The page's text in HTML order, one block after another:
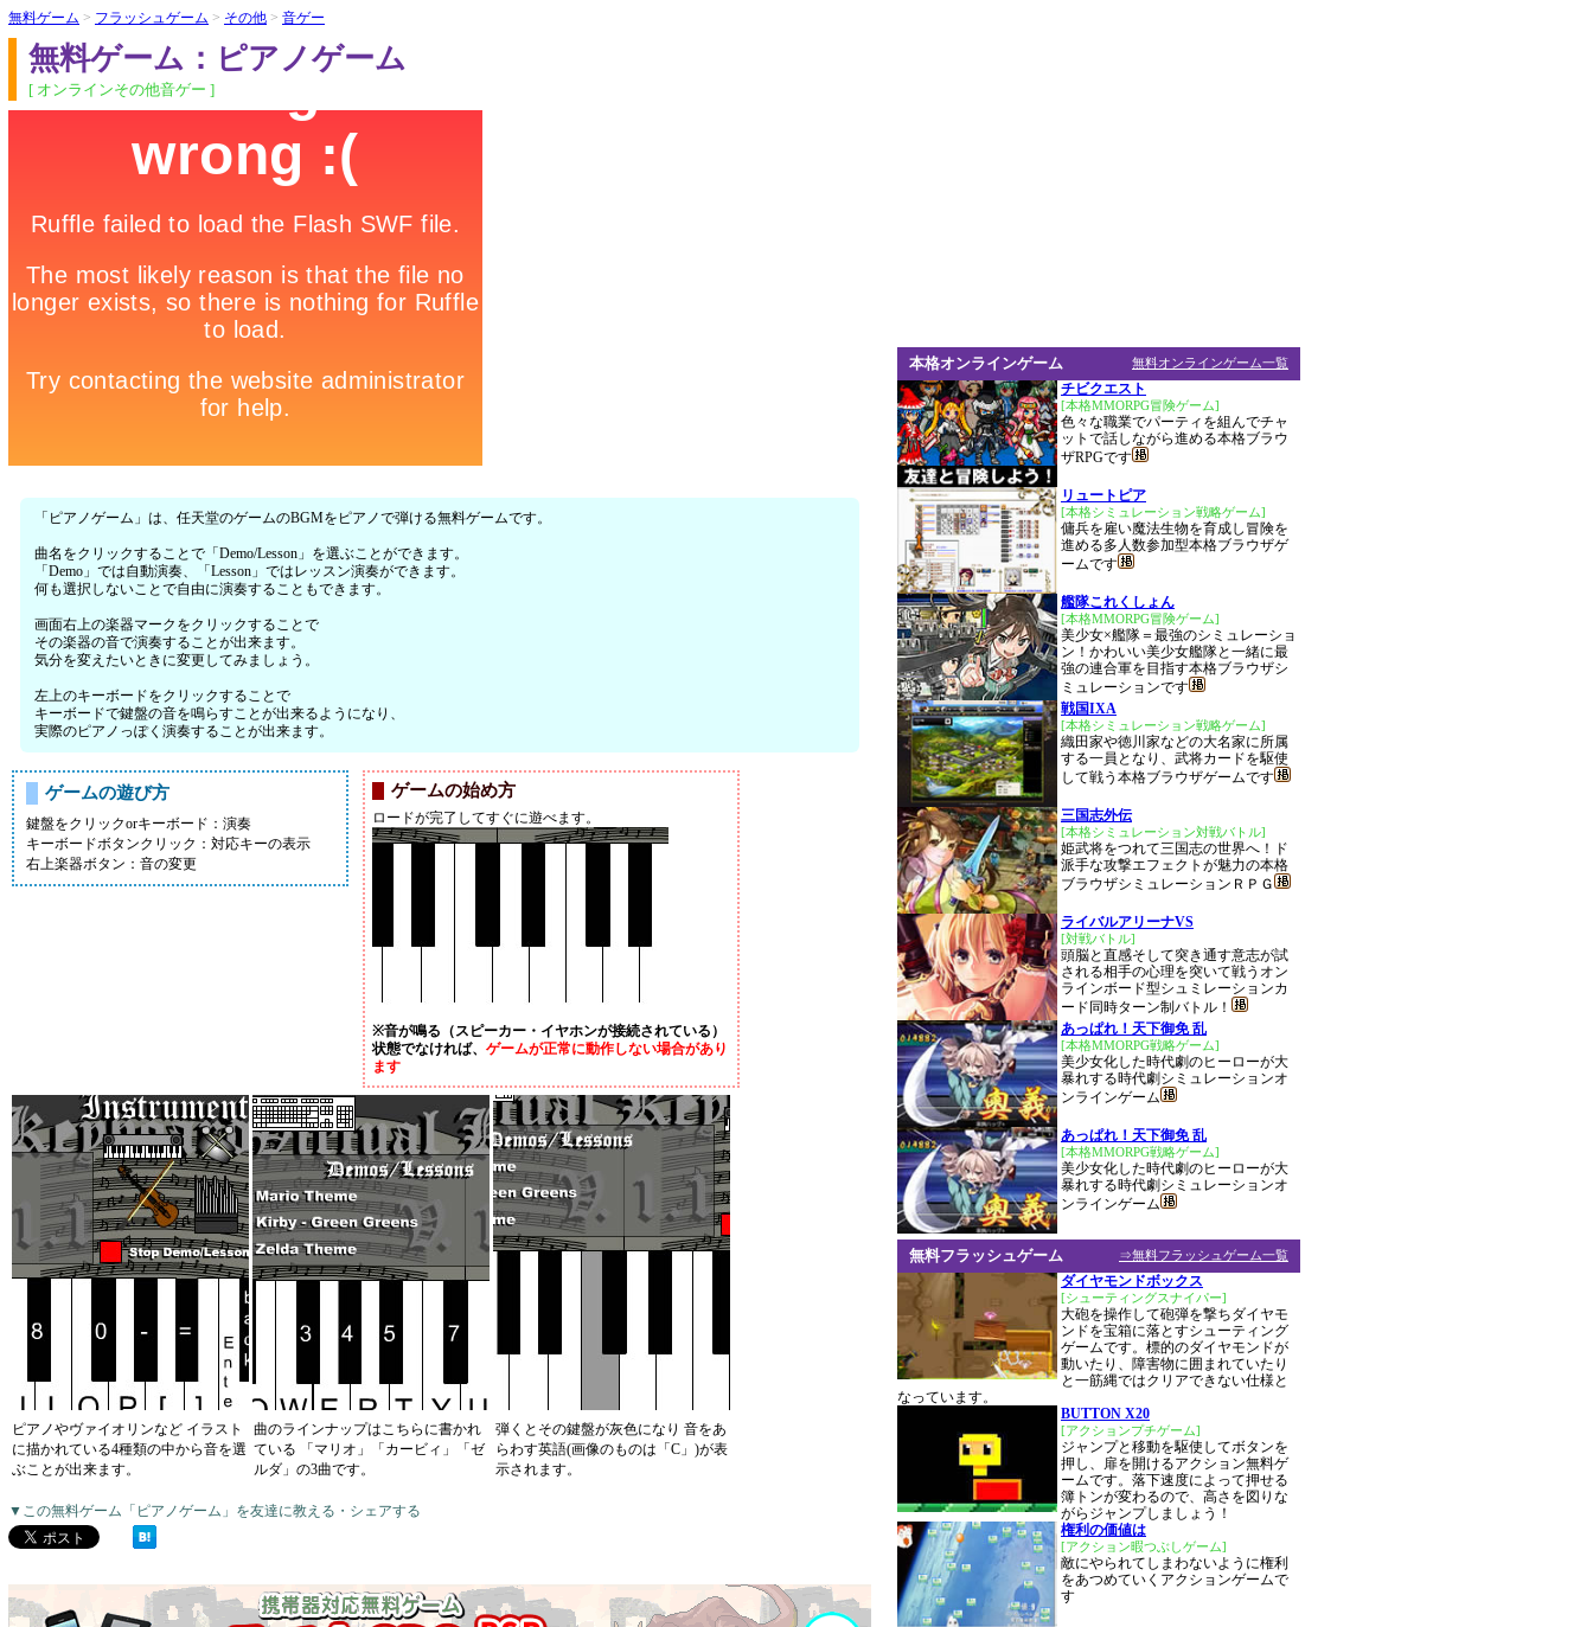
無料ゲーム > フラッシュゲーム > その他 > 音ゲー
無料ゲーム：ピアノゲーム
[ オンラインその他音ゲー ]
「ピアノゲーム」は、任天堂のゲームのBGMをピアノで弾ける無料ゲームです。
曲名をクリックすることで「Demo/Lesson」を選ぶことができます。
「Demo」では自動演奏、「Lesson」ではレッスン演奏ができます。
何も選択しないことで自由に演奏することもできます。
画面右上の楽器マークをクリックすることで
その楽器の音で演奏することが出来ます。
気分を変えたいときに変更してみましょう。
左上のキーボードをクリックすることで
キーボードで鍵盤の音を鳴らすことが出来るようになり、
実際のピアノっぽく演奏することが出来ます。
ゲームの遊び方
鍵盤をクリックorキーボード：演奏
キーボードボタンクリック：対応キーの表示
右上楽器ボタン：音の変更
ゲームの始め方
ロードが完了してすぐに遊べます。
※音が鳴る（スピーカー・イヤホンが接続されている）
状態でなければ、 ゲームが正常に動作しない場合があり
ます
ピアノやヴァイオリンなど イラスト
に描かれている4種類の中から音を選
ぶことが出来ます。
曲のラインナップはこちらに書かれ
ている 「マリオ」「カービィ」「ゼ
ルダ」の3曲です。
弾くとその鍵盤が灰色になり 音をあ
らわす英語(画像のものは「C」)が表
示されます。
▼この無料ゲーム「ピアノゲーム」を友達に教える・シェアする
無料オンラインゲーム一覧
本格オンラインゲーム
チビクエスト
[本格MMORPG冒険ゲーム]
色々な職業でパーティを組んでチャ
ットで話しながら進める本格ブラウ
ザRPGです
リュートピア
[本格シミュレーション戦略ゲーム]
傭兵を雇い魔法生物を育成し冒険を
進める多人数参加型本格ブラウザゲ
ームです
艦隊これくしょん
[本格MMORPG冒険ゲーム]
美少女×艦隊＝最強のシミュレーショ
ン！かわいい美少女艦隊と一緒に最
強の連合軍を目指す本格ブラウザシ
ミュレーションです
戦国IXA
[本格シミュレーション戦略ゲーム]
織田家や徳川家などの大名家に所属
する一員となり、武将カードを駆使
して戦う本格ブラウザゲームです
三国志外伝
[本格シミュレーション対戦バトル]
姫武将をつれて三国志の世界へ！ド
派手な攻撃エフェクトが魅力の本格
ブラウザシミュレーションＲＰＧ
ライバルアリーナVS
[対戦バトル]
頭脳と直感そして突き通す意志が試
される相手の心理を突いて戦うオン
ラインボード型シュミレーションカ
ード同時ターン制バトル！
あっぱれ！天下御免 乱
[本格MMORPG戦略ゲーム]
美少女化した時代劇のヒーローが大
暴れする時代劇シミュレーションオ
ンラインゲーム
あっぱれ！天下御免 乱
[本格MMORPG戦略ゲーム]
美少女化した時代劇のヒーローが大
暴れする時代劇シミュレーションオ
ンラインゲーム
⇒無料フラッシュゲーム一覧
無料フラッシュゲーム
ダイヤモンドボックス
[シューティングスナイパー]
大砲を操作して砲弾を撃ちダイヤモ
ンドを宝箱に落とすシューティング
ゲームです。標的のダイヤモンドが
動いたり、障害物に囲まれていたり
と一筋縄ではクリアできない仕様と
なっています。
BUTTON X20
[アクションプチゲーム]
ジャンプと移動を駆使してボタンを
押し、扉を開けるアクション無料ゲ
ームです。落下速度によって押せる
簿トンが変わるので、高さを図りな
がらジャンプしましょう！
権利の価値は
[アクション暇つぶしゲーム]
敵にやられてしまわないように権利
をあつめていくアクションゲームで
す